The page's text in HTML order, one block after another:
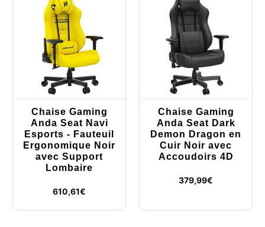
Chaise Gaming
Anda Seat Navi
Esports - Fauteuil
Ergonomique Noir
avec Support
Lombaire
610,61€
Chaise Gaming
Anda Seat Dark
Demon Dragon en
Cuir Noir avec
Accoudoirs 4D
379,99€